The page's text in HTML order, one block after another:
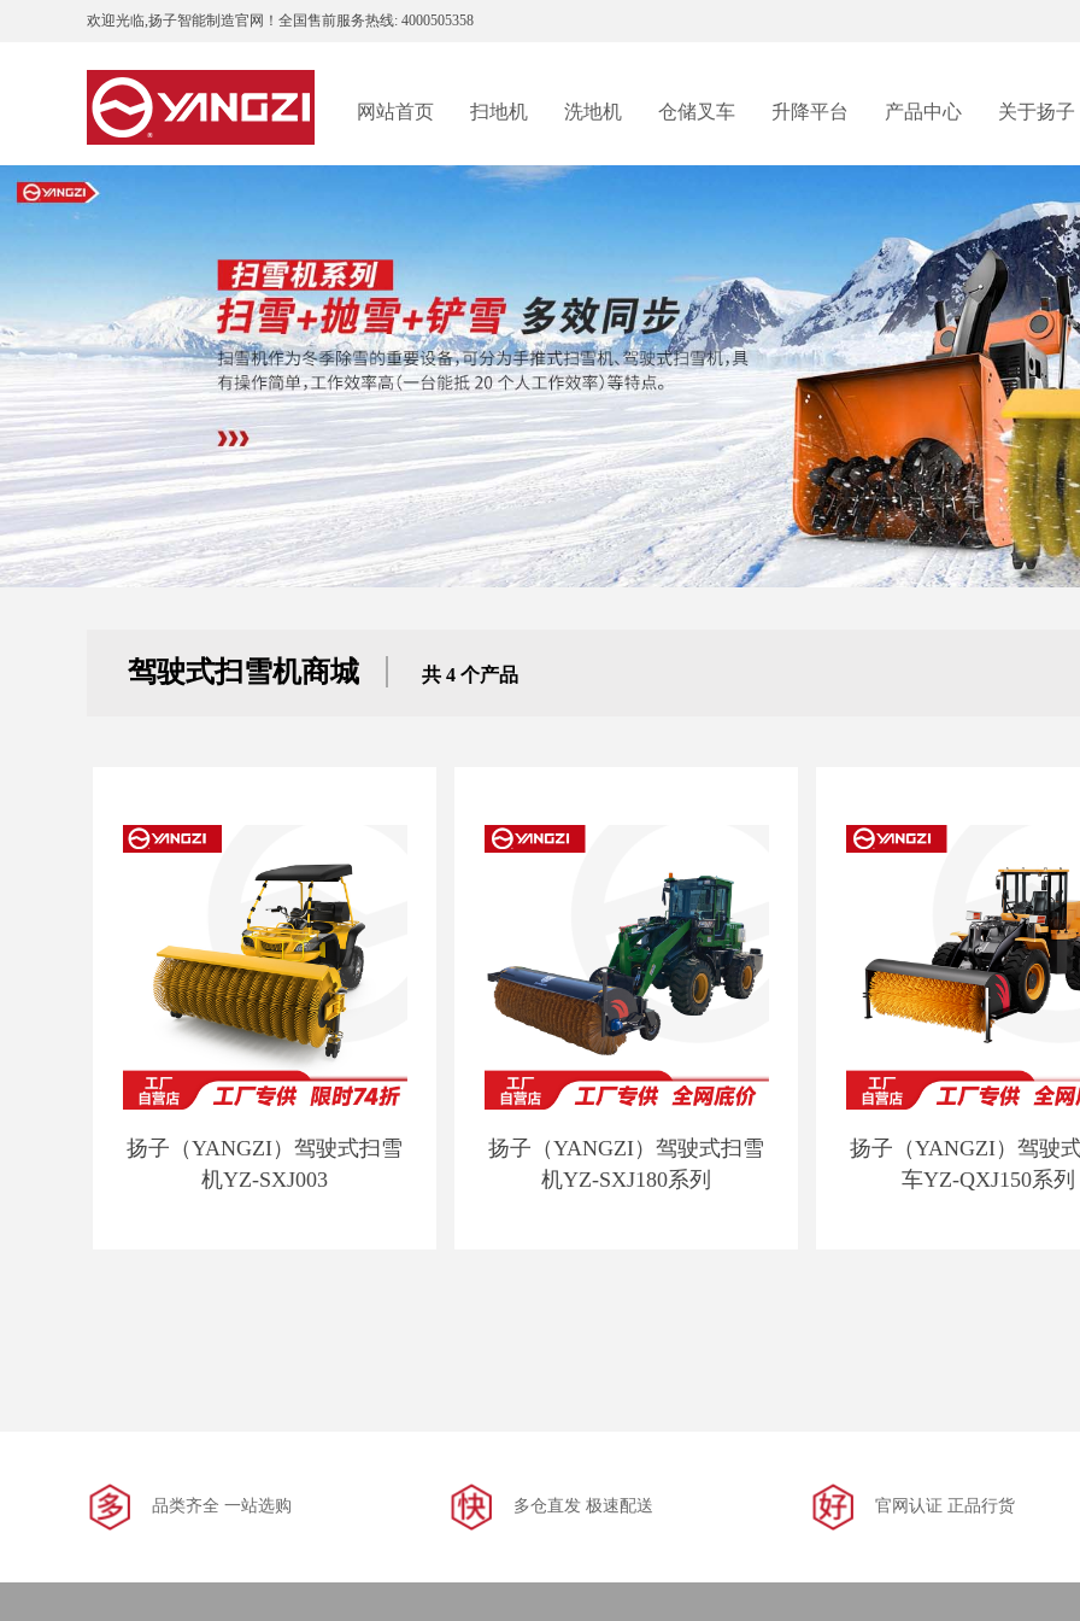
欢迎光临,扬子智能制造官网！全国售前服务热线: 4000505358
网站首页 扫地机 洗地机 仓储叉车 升降平台 产品中心 关于扬子
驾驶式扫雪机商城 共 4 个产品
扬子（YANGZI）驾驶式扫雪
机YZ-SXJ003
扬子（YANGZI）驾驶式扫雪
机YZ-SXJ180系列
扬子（YANGZI）驾驶
车YZ-QXJ150系列
品类齐全 一站选购 多仓直发 极速配送 官网认证 正品行货